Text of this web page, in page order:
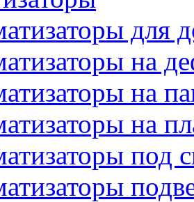
для
на
на
на
под